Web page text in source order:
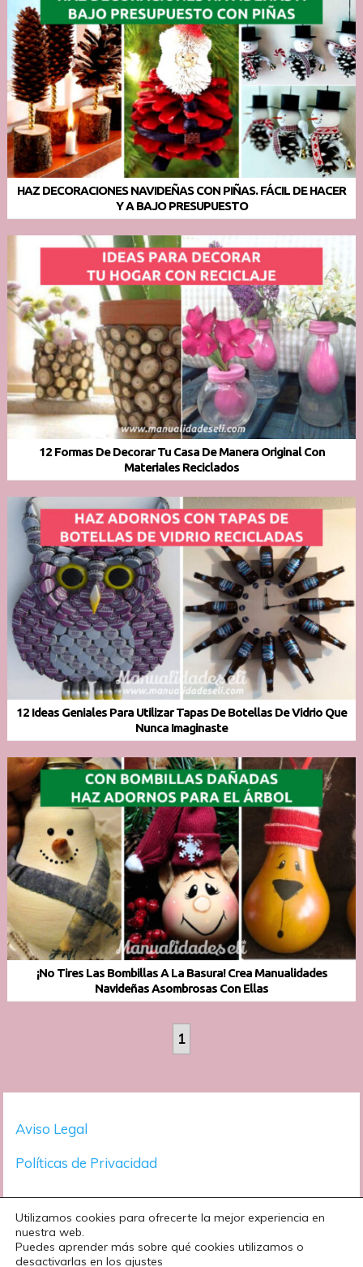
HAZ DECORACIONES NAVIDEÑAS CON PIÑAS. FÁCIL DE HACER
Y A BAJO PRESUPUESTO
12 Formas De Decorar Tu Casa De Manera Original Con
Materiales Reciclados
12 Ideas Geniales Para Utilizar Tapas De Botellas De Vidrio Que
Nunca Imaginaste
¡No Tires Las Bombillas A La Basura! Crea Manualidades
Navideñas Asombrosas Con Ellas
1
Aviso Legal
Políticas de Privacidad
Utilizamos cookies para ofrecerte la mejor experiencia en
nuestra web.
Puedes aprender más sobre qué cookies utilizamos o
desactivarlas en los ajustes